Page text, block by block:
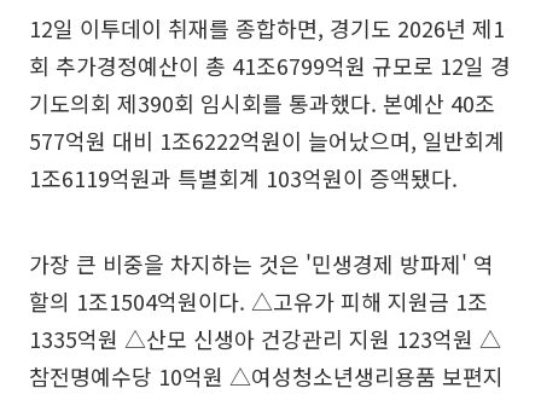
12일 이투데이 취재를 종합하면, 경기도 2026년 제1
회 추가경정예산이 총 41조6799억원 규모로 12일 경
기도의회 제390회 임시회를 통과했다. 본예산 40조
577억원 대비 1조6222억원이 늘어났으며, 일반회계
1조6119억원과 특별회계 103억원이 증액됐다.
가장 큰 비중을 차지하는 것은 '민생경제 방파제' 역
할의 1조1504억원이다. △고유가 피해 지원금 1조
1335억원 △산모 신생아 건강관리 지원 123억원 △
참전명예수당 10억원 △여성청소년생리용품 보편지